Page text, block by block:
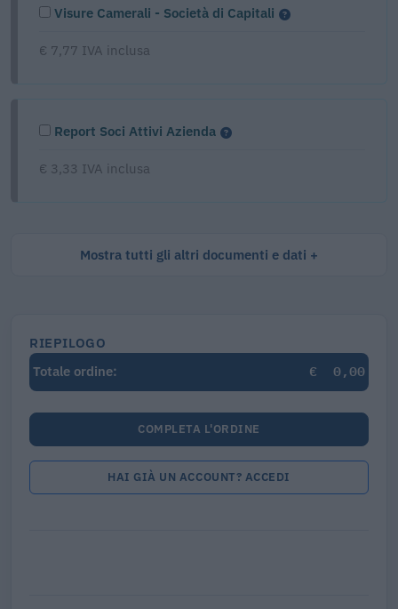
Visure Camerali - Società di Capitali
€ 7,77 IVA inclusa
Report Soci Attivi Azienda
€ 3,33 IVA inclusa
Mostra tutti gli altri documenti e dati
RIEPILOGO
Totale ordine:
€ 0,00
COMPLETA L'ORDINE
HAI GIÀ UN ACCOUNT? ACCEDI